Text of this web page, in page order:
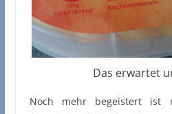
Das erwartet
Noch mehr begeistert ist